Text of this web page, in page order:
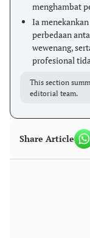
menghambat
Ia
perbedaan
wewenang,
profesional
This section
editorial team.
Share Article